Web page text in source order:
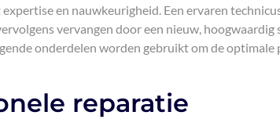
en nauwkeurigheid. Een ervaren
vervangen door een nieuw, hoogwaardig
onderdelen worden gebruikt om de optimale
reparatie